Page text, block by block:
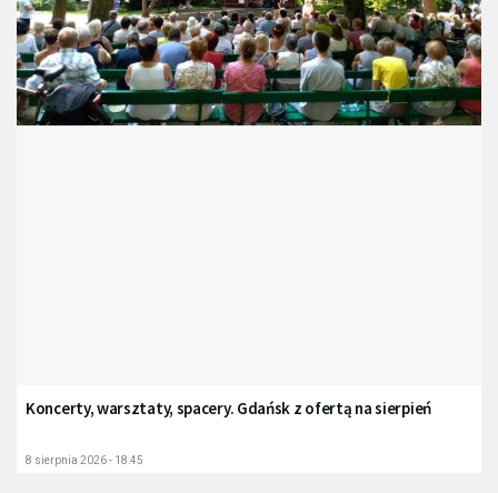
Koncerty, warsztaty, spacery. Gdańsk z ofertą na sierpień
8 sierpnia 2026 - 18:45